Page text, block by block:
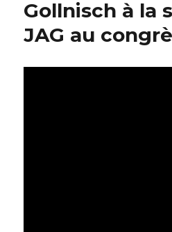
Gollnisch à la
JAG au